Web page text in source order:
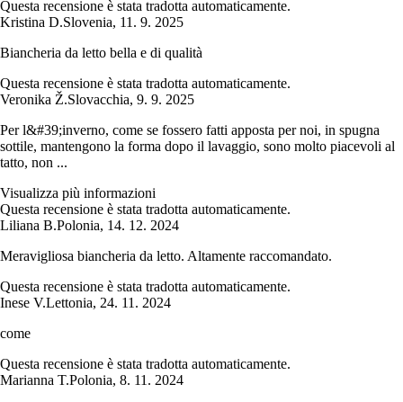
Questa recensione è stata tradotta automaticamente.
Kristina D.Slovenia, 11. 9. 2025
Biancheria da letto bella e di qualità
Questa recensione è stata tradotta automaticamente.
Veronika Ž.Slovacchia, 9. 9. 2025
Per l&#39;inverno, come se fossero fatti apposta per noi, in spugna
sottile, mantengono la forma dopo il lavaggio, sono molto piacevoli al
tatto, non ...
Visualizza più informazioni
Questa recensione è stata tradotta automaticamente.
Liliana B.Polonia, 14. 12. 2024
Meravigliosa biancheria da letto. Altamente raccomandato.
Questa recensione è stata tradotta automaticamente.
Inese V.Lettonia, 24. 11. 2024
come
Questa recensione è stata tradotta automaticamente.
Marianna T.Polonia, 8. 11. 2024